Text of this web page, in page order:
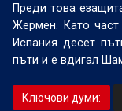
Преди това
Жермен. Като
Испания десет
пъти и е вдигал
Ключови думи: